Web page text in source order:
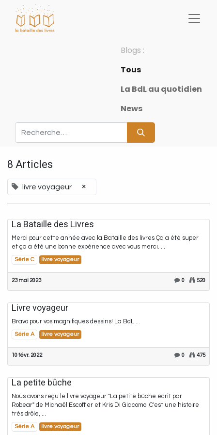
Blogs :
Tous
La BdL au quotidien
News
8 Articles
livre voyageur ×
La Bataille des Livres
Merci pour cette année avec la Bataille des livres Ça a été super
et ça a été une bonne expérience avec vous merci. ...
Série C livre voyageur
23 mai 2023 0 520
Livre voyageur
Bravo pour vos magnifiques dessins! La BdL ...
Série A livre voyageur
10 févr. 2022 0 475
La petite bûche
Nous avons reçu le livre voyageur "La petite bûche écrit par
Robear" de Michaël Escoffier et Kris Di Giacomo. C'est une histoire
très drôle, ...
Série A livre voyageur